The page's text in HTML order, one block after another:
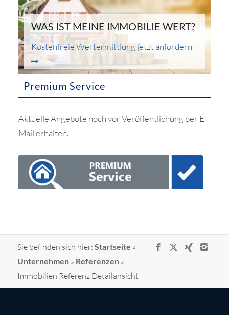
WAS IST MEINE IMMOBILIE WERT?
Kostenfreie Wertermittlung jetzt anfordern
Premium Service
Aktuelle Angebote noch vor Veröffentlichung per E-
Mail erhalten.
Sie befinden sich hier: Startseite »
Unternehmen» Referenzen»
Immobilien Referenz Detailansicht